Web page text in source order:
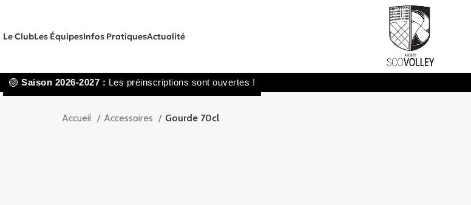
Le ClubLes ÉquipesInfos PratiquesActualité
🏐 Saison 2026-2027 : Les préinscriptions sont ouvertes !
Accueil Accessoires Gourde 70cl